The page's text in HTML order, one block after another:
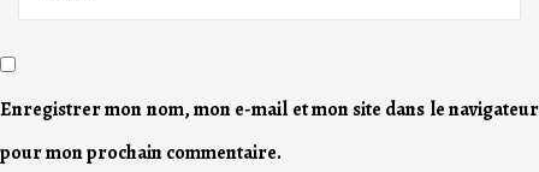
Enregistrer mon nom, mon e-mail et mon site dans le navigateur
pour mon prochain commentaire.